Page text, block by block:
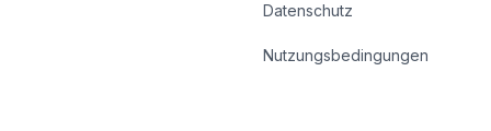
Datenschutz
Nutzungsbedingungen